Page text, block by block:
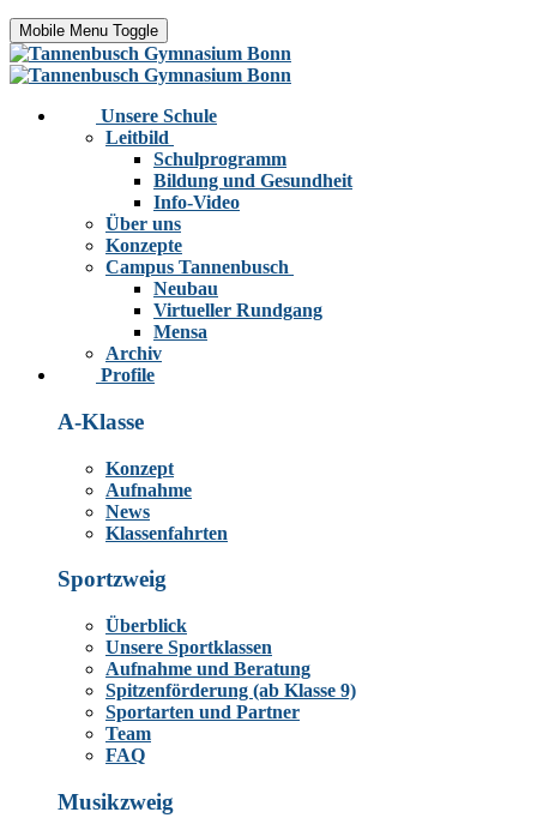
Mobile Menu Toggle
Unsere Schule
Leitbild
Schulprogramm
Bildung und Gesundheit
Info-Video
Über uns
Konzepte
Campus Tannenbusch
Neubau
Virtueller Rundgang
Mensa
Archiv
Profile
A-Klasse
Konzept
Aufnahme
News
Klassenfahrten
Sportzweig
Überblick
Unsere Sportklassen
Aufnahme und Beratung
Spitzenförderung (ab Klasse 9)
Sportarten und Partner
Team
FAQ
Musikzweig